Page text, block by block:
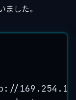
した。